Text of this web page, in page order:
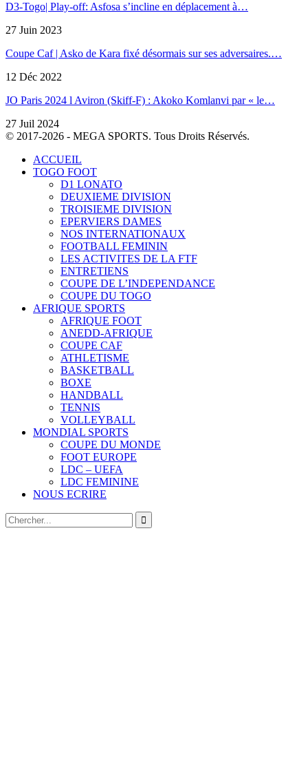
D3-Togo| Play-off: Asfosa s’incline en déplacement à…
27 Juin 2023
Coupe Caf | Asko de Kara fixé désormais sur ses adversaires.…
12 Déc 2022
JO Paris 2024 l Aviron (Skiff-F) : Akoko Komlanvi par « le…
27 Juil 2024
© 2017-2026 - MEGA SPORTS. Tous Droits Réservés.
ACCUEIL
TOGO FOOT
D1 LONATO
DEUXIEME DIVISION
TROISIEME DIVISION
EPERVIERS DAMES
NOS INTERNATIONAUX
FOOTBALL FEMININ
LES ACTIVITES DE LA FTF
ENTRETIENS
COUPE DE L’INDEPENDANCE
COUPE DU TOGO
AFRIQUE SPORTS
AFRIQUE FOOT
ANEDD-AFRIQUE
COUPE CAF
ATHLETISME
BASKETBALL
BOXE
HANDBALL
TENNIS
VOLLEYBALL
MONDIAL SPORTS
COUPE DU MONDE
FOOT EUROPE
LDC – UEFA
LDC FEMININE
NOUS ECRIRE